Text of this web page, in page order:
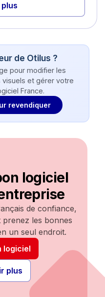
de Otilus ?
pour modifier les
et gérer votre
France.
revendiquer
logiciel
de confiance,
les bonnes
un seul endroit.
logiciel
plus